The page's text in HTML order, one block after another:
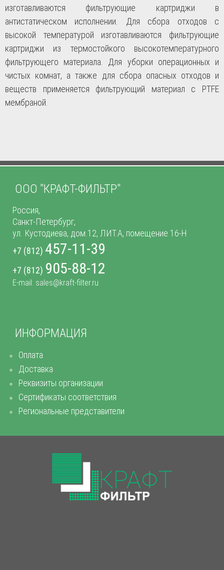
изготавливаются фильтрующие картриджи в
антистатическом исполнении. Для сбора отходов с
высокой температурой изготавливаются фильтрующие
картриджи из термостойкого высокотемпературного
фильтрующего материала. Для уборки операционных и
чистых комнат, а также для сбора опасных отходов и
веществ применяется фильтрующий материал с PTFE
мембраной.
ИНФОРМАЦИЯ
Оплата
Доставка
Реквизиты организации
Сертификаты соответствия
Региональные представители
ООО "КРАФТ-ФИЛЬТР"
Россия,
Санкт-Петербург,
ул. Кустодиева, дом.12, ЛИТ.А, помещение 16-Н
+7 (812) 457-11-39
+7 (812) 905-88-12
E-mail: sales@kraft-filter.ru